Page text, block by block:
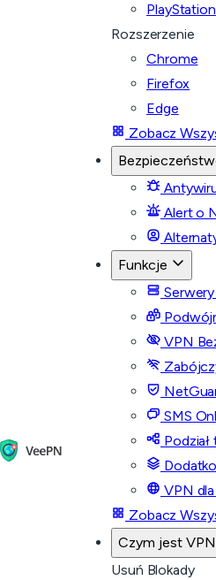
PlayStation
Rozszerzenie
Chrome
Firefox
Edge
Zobacz
Alert o
Funkcje
VPN
SMS
VPN dla
Zobacz
Czym jest
Usuń Blokady